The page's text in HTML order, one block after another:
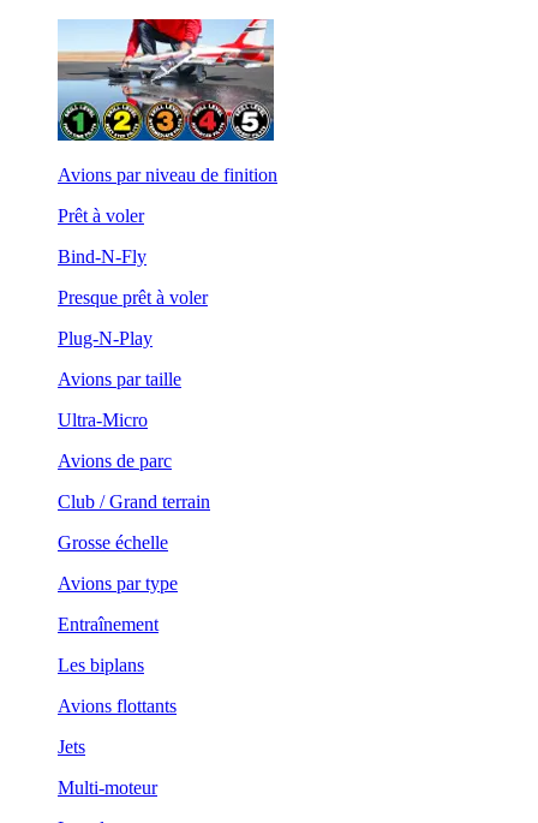
Avions par niveau de finition
Prêt à voler
Bind-N-Fly
Presque prêt à voler
Plug-N-Play
Avions par taille
Ultra-Micro
Avions de parc
Club / Grand terrain
Grosse échelle
Avions par type
Entraînement
Les biplans
Avions flottants
Jets
Multi-moteur